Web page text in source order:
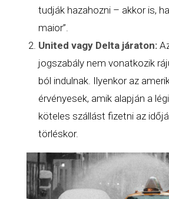
tudják hazahozni – akkor is,
maior”.
United vagy Delta járaton:
jogszabály nem vonatkozik
ból indulnak. Ilyenkor az
érvényesek, amik alapján a
köteles szállást fizetni az
törléskor.